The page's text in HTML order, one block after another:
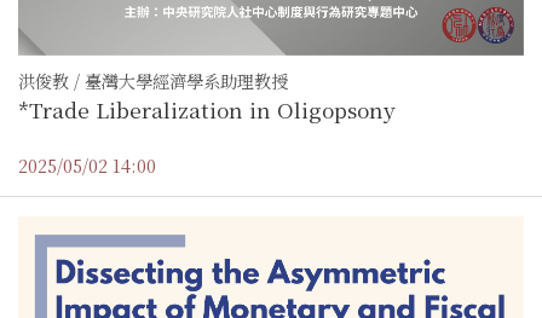
洪俊教 / 臺灣大學經濟學系助理教授
*Trade Liberalization in Oligopsony
2025/05/02 14:00